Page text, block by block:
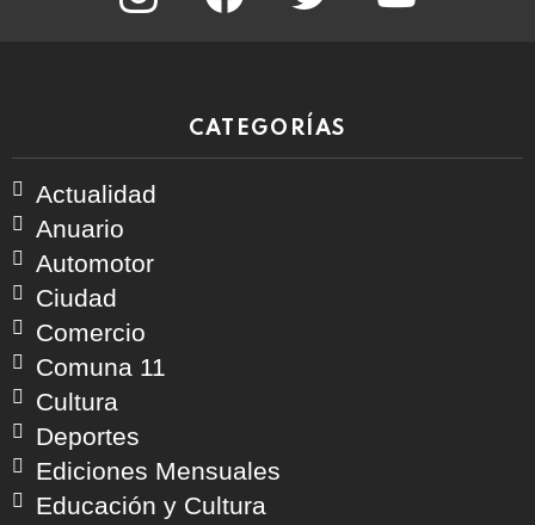
CATEGORÍAS
Actualidad
Anuario
Automotor
Ciudad
Comercio
Comuna 11
Cultura
Deportes
Ediciones Mensuales
Educación y Cultura